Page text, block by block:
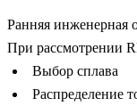
Ранняя инженерная
При рассмотрении
Выбор сплава
Распределение